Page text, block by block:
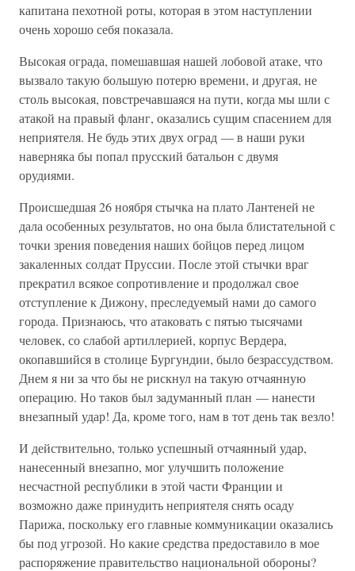
капитана пехотной роты, которая в этом наступлении
очень хорошо себя показала.
Высокая ограда, помешавшая нашей лобовой атаке, что
вызвало такую большую потерю времени, и другая, не
столь высокая, повстречавшаяся на пути, когда мы шли с
атакой на правый фланг, оказались сущим спасением для
неприятеля. Не будь этих двух оград — в наши руки
наверняка бы попал прусский батальон с двумя
орудиями.
Происшедшая 26 ноября стычка на плато Лантеней не
дала особенных результатов, но она была блистательной с
точки зрения поведения наших бойцов перед лицом
закаленных солдат Пруссии. После этой стычки враг
прекратил всякое сопротивление и продолжал свое
отступление к Дижону, преследуемый нами до самого
города. Признаюсь, что атаковать с пятью тысячами
человек, со слабой артиллерией, корпус Вердера,
окопавшийся в столице Бургундии, было безрассудством.
Днем я ни за что бы не рискнул на такую отчаянную
операцию. Но таков был задуманный план — нанести
внезапный удар! Да, кроме того, нам в тот день так везло!
И действительно, только успешный отчаянный удар,
нанесенный внезапно, мог улучшить положение
несчастной республики в этой части Франции и
возможно даже принудить неприятеля снять осаду
Парижа, поскольку его главные коммуникации оказались
бы под угрозой. Но какие средства предоставило в мое
распоряжение правительство национальной обороны?